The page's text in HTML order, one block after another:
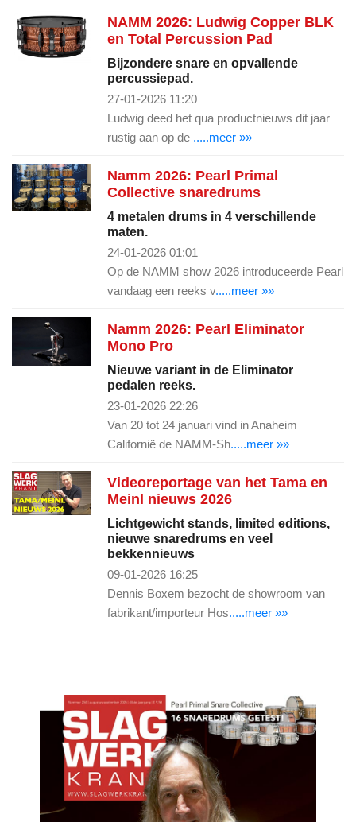
NAMM 2026: Ludwig Copper BLK
en Total Percussion Pad
Bijzondere snare en opvallende
percussiepad.
27-01-2026 11:20
Ludwig deed het qua productnieuws dit jaar
rustig aan op de .....meer »»
Namm 2026: Pearl Primal
Collective snaredrums
4 metalen drums in 4 verschillende
maten.
24-01-2026 01:01
Op de NAMM show 2026 introduceerde Pearl
vandaag een reeks v.....meer »»
Namm 2026: Pearl Eliminator
Mono Pro
Nieuwe variant in de Eliminator
pedalen reeks.
23-01-2026 22:26
Van 20 tot 24 januari vind in Anaheim
Californië de NAMM-Sh.....meer »»
Videoreportage van het Tama en
Meinl nieuws 2026
Lichtgewicht stands, limited editions,
nieuwe snaredrums en veel
bekkennieuws
09-01-2026 16:25
Dennis Boxem bezocht de showroom van
fabrikant/importeur Hos.....meer »»